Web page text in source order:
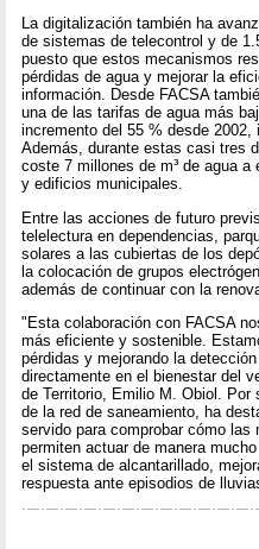
La digitalización también ha
de sistemas de telecontrol y de
puesto que estos mecanismos
pérdidas de agua y mejorar la
información. Desde FACSA
una de las tarifas de agua más
incremento del 55 % desde
Además, durante estas casi tres
coste 7 millones de m³ de agua
y edificios municipales.
Entre las acciones de futuro
telelectura en dependencias,
solares a las cubiertas de los
la colocación de grupos
además de continuar con la
"Esta colaboración con FACSA
más eficiente y sostenible.
pérdidas y mejorando la
directamente en el bienestar del
de Territorio, Emilio M. Obiol. Por
de la red de saneamiento, ha
servido para comprobar cómo las
permiten actuar de manera
el sistema de alcantarillado,
respuesta ante episodios de